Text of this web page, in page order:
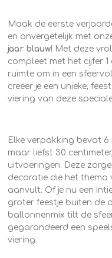
Maak de eerste
en onvergetelijk met
jaar blauw! Met deze
compleet met het cijfer
ruimte om in een
creëer je een unieke,
viering van deze
Elke verpakking bevat
maar liefst 30
uitvoeringen. Deze
decoratie die het
aanvult. Of je nu een
groter feestje buiten de
ballonnenmix tilt de
gegarandeerd een
viering.